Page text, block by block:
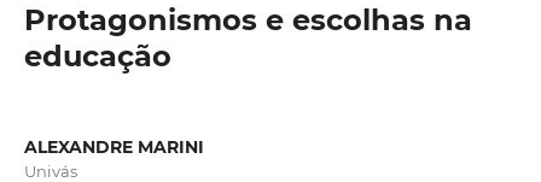
Protagonismos e escolhas na
educação
ALEXANDRE MARINI
Univás